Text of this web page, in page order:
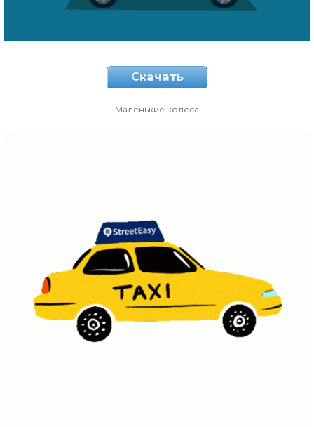
Скачать
Маленькие колёса